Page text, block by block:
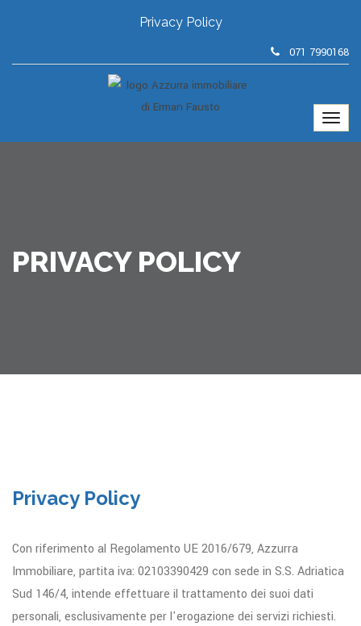
Privacy Policy
071 7990168
PRIVACY POLICY
Privacy Policy
Con riferimento al Regolamento UE 2016/679, Azzurra
Immobiliare, partita iva: 02103390429 con sede in S.S. Adriatica
Sud 146/4, intende effettuare il trattamento dei suoi dati
personali, esclusivamente per l'erogazione dei servizi richiesti.